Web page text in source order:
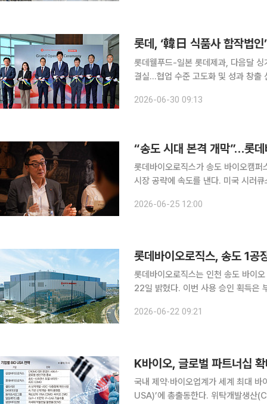
롯데, ‘韓日 식품사 합작법
롯데웰푸드-일본 롯데제과, 다음달 싱
결실...협업 수준 고도화 및 성과 창출
일 밝혔다. 롯데웰푸드와 일본 롯데제
2026-06-30 09:13
롯데바이오로직스가 송도 바이오캠
시장 공략에 속도를 낸다. 미국 시러
는 23일(현지시간) 미국 샌디에이고
2026-06-25 12:00
롯데바이오로직스, 송도 1
롯데바이오로직스는 인천 송도 바이
22일 밝혔다. 이번 사용 승인 획득은 부지 조성과 건축·토목 공사를 비롯해 생산설비, 배관, 전기·제
세포배양 공정과 글로벌 cGMP 기준
2026-06-22 09:21
K바이오, 글로벌 파트너십
국내 제약·바이오업계가 세계 최대
USA)’에 총출동한다. 위탁개발생산